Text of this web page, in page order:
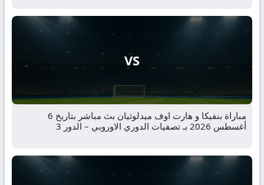
VS
مباراة بنفيكا و هارت اوف ميدلوثيان بث مباشر بتاريخ 6
أغسطس 2026 بـ تصفيات الدوري الاوروبي – الدور 3